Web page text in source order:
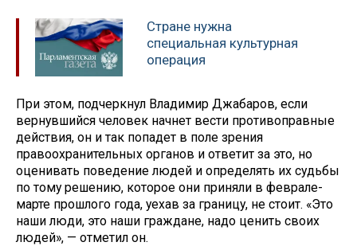
Стране нужна
специальная культурная
операция
При этом, подчеркнул Владимир Джабаров, если
вернувшийся человек начнет вести противоправные
действия, он и так попадет в поле зрения
правоохранительных органов и ответит за это, но
оценивать поведение людей и определять их судьбы
по тому решению, которое они приняли в феврале-
марте прошлого года, уехав за границу, не стоит. «Это
наши люди, это наши граждане, надо ценить своих
людей», — отметил он.